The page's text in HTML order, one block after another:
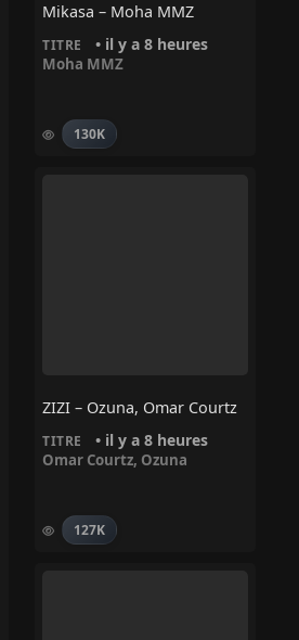
Mikasa – Moha MMZ
TITRE • il y a 8 heures
Moha MMZ
130K
ZIZI – Ozuna, Omar Courtz
TITRE • il y a 8 heures
Omar Courtz, Ozuna
127K